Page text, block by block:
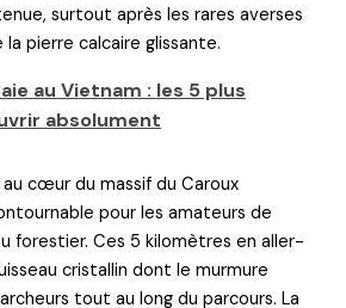
surtout après les rares averses
pierre calcaire glissante.
au Vietnam : les 5 plus
absolument
au cœur du massif du Caroux
pour les amateurs de
forestier. Ces 5 kilomètres en aller-
cristallin dont le murmure
tout au long du parcours. La